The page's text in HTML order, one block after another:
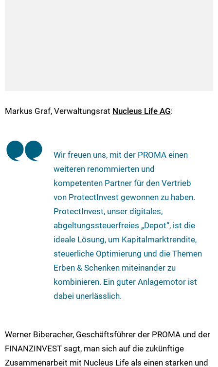
Markus Graf, Verwaltungsrat Nucleus Life AG:
Wir freuen uns, mit der PROMA einen
weiteren renommierten und
kompetenten Partner für den Vertrieb
von ProtectInvest gewonnen zu haben.
ProtectInvest, unser digitales,
abgeltungssteuerfreies „Depot“, ist die
ideale Lösung, um Kapitalmarktrendite,
steuerliche Optimierung und die Themen
Erben & Schenken miteinander zu
kombinieren. Ein guter Anlagemotor ist
dabei unerlässlich.
Werner Biberacher, Geschäftsführer der PROMA und der
FINANZINVEST sagt, man sich auf die zukünftige
Zusammenarbeit mit Nucleus Life als einen starken und